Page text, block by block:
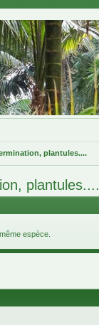
plantules....
plantules....
espèce.